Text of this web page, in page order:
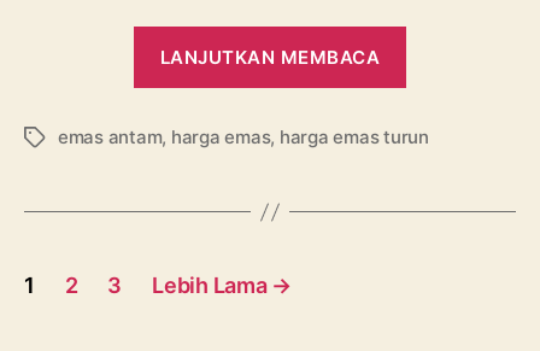
LANJUTKAN MEMBACA
Emas
Terus”
Tag emas antam, harga emas, harga emas turun
Navigasi
1 2 3 Lebih Lama →